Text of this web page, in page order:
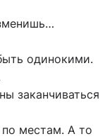
одинокими.
заканчиваться
по местам. А то